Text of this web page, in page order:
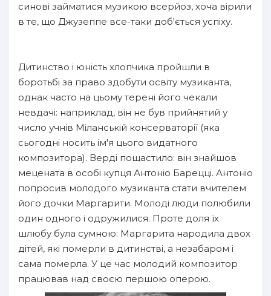
синові займатися музикою всерйоз, хоча вірили
в те, що Джузеппе все-таки доб'ється успіху.
Дитинство і юність хлопчика пройшли в
боротьбі за право здобути освіту музиканта,
однак часто на цьому терені його чекали
невдачі: наприклад, він не був прийнятий у
число учнів Міланській консерваторії (яка
сьогодні носить ім'я цього видатного
композитора). Верді пощастило: він знайшов
мецената в особі купця Антоніо Барецці. Антоніо
попросив молодого музиканта стати вчителем
його дочки Маргарити. Молоді люди полюбили
один одного і одружилися. Проте доля їх
шлюбу була сумною: Маргарита народила двох
дітей, які померли в дитинстві, а незабаром і
сама померла. У це час молодий композитор
працював над своєю першою оперою.